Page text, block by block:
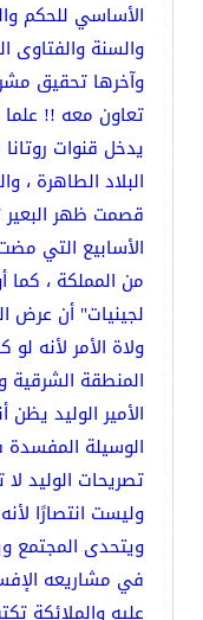
الأساسي للحكم
والسنة والفتاوى
وآخرها تحقيق
تعاون معه !! علما
يدخل قنوات
البلاد الطاهرة ،
قصمت ظهر البعير
الأسابيع التي
من المملكة ، كما
لجينيات" أن عرض
ولاة الأمر لأنه
المنطقة الشرقية
الأمير الوليد
الوسيلة المفسدة
تصريحات الوليد
وليست انتصارًا
ويتحدى المجتمع
في مشاريعه
عليه والملائكة